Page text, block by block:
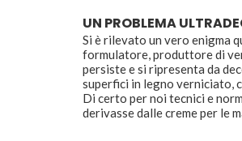
UN PROBLEMA
Si è rilevato un vero enigma
formulatore, produttore di
persiste e si ripresenta da
superfici in legno verniciato,
Di certo per noi tecnici e
derivasse dalle creme per le